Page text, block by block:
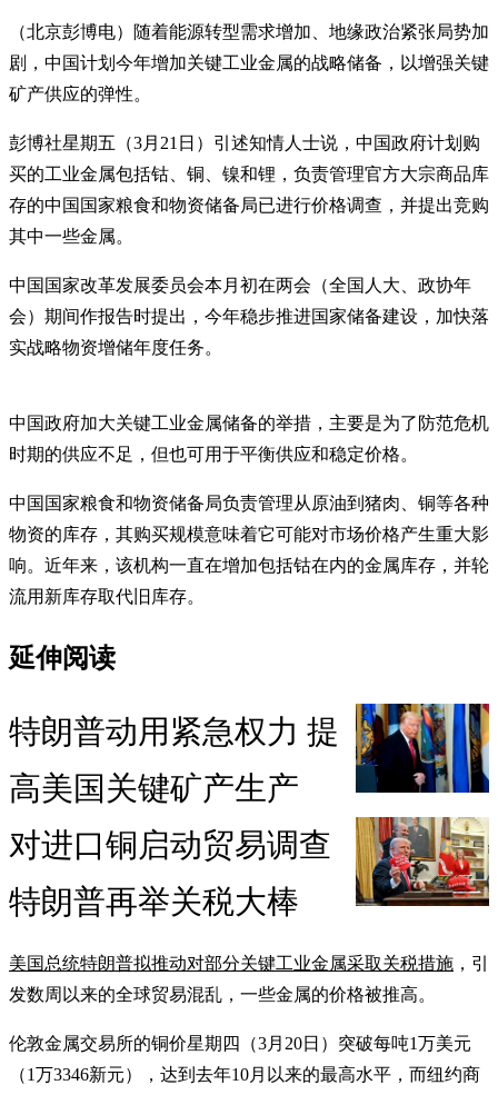
（北京彭博电）随着能源转型需求增加、地缘政治紧张局势加
剧，中国计划今年增加关键工业金属的战略储备，以增强关键
矿产供应的弹性。
彭博社星期五（3月21日）引述知情人士说，中国政府计划购
买的工业金属包括钴、铜、镍和锂，负责管理官方大宗商品库
存的中国国家粮食和物资储备局已进行价格调查，并提出竞购
其中一些金属。
中国国家改革发展委员会本月初在两会（全国人大、政协年
会）期间作报告时提出，今年稳步推进国家储备建设，加快落
实战略物资增储年度任务。
中国政府加大关键工业金属储备的举措，主要是为了防范危机
时期的供应不足，但也可用于平衡供应和稳定价格。
中国国家粮食和物资储备局负责管理从原油到猪肉、铜等各种
物资的库存，其购买规模意味着它可能对市场价格产生重大影
响。近年来，该机构一直在增加包括钴在内的金属库存，并轮
流用新库存取代旧库存。
延伸阅读
特朗普动用紧急权力 提
高美国关键矿产生产
对进口铜启动贸易调查
特朗普再举关税大棒
美国总统特朗普拟推动对部分关键工业金属采取关税措施 ，引
发数周以来的全球贸易混乱，一些金属的价格被推高。
伦敦金属交易所的铜价星期四（3月20日）突破每吨1万美元
（1万3346新元），达到去年10月以来的最高水平，而纽约商